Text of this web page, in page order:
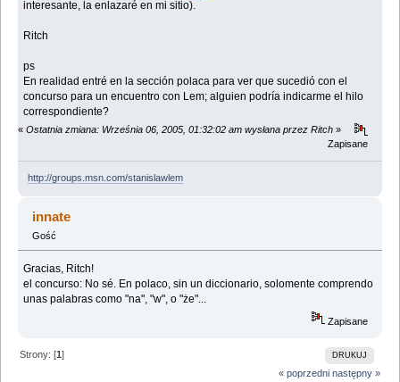
interesante, la enlazaré en mi sitio).
Ritch
ps
En realidad entré en la sección polaca para ver que sucedió con el
concurso para un encuentro con Lem; alguien podría indicarme el hilo
correspondiente?
« Ostatnia zmiana: Września 06, 2005, 01:32:02 am wysłana przez Ritch »
Zapisane
http://groups.msn.com/stanislawlem
innate
Gość
Gracias, Ritch!
el concurso: No sé. En polaco, sin un diccionario, solomente comprendo
unas palabras como "na", "w", o "że"...
Zapisane
DRUKUJ
Strony: [1]
« poprzedni następny »